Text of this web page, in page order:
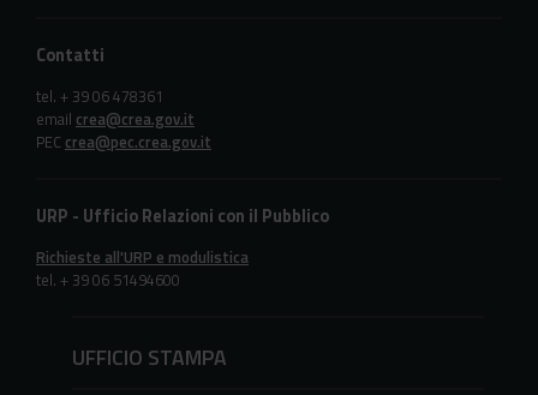
Contatti
tel. + 39 06 478361
email crea@crea.gov.it
PEC crea@pec.crea.gov.it
URP - Ufficio Relazioni con il Pubblico
Richieste all'URP e modulistica
tel. + 39 06 51494600
UFFICIO STAMPA